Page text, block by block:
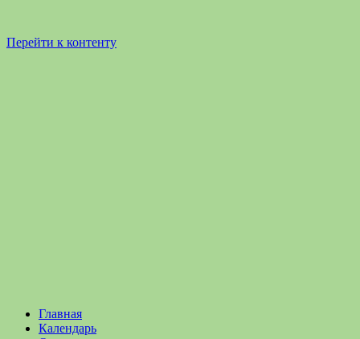
Перейти к контенту
Садоводство
Садоводство
Главная
Календарь